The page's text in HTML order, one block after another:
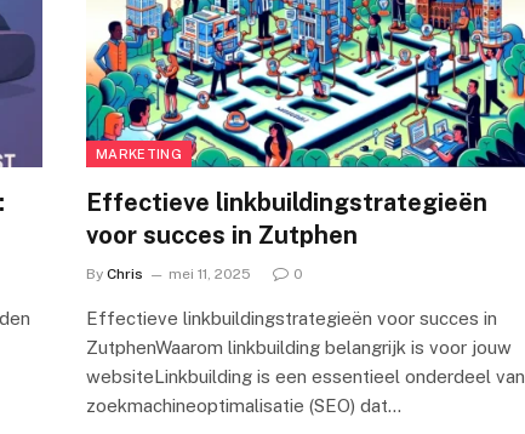
MARKETING
Effectieve linkbuildingstrategieën
voor succes in Zutphen
By Chris mei 11, 2025 0
Effectieve linkbuildingstrategieën voor succes in
ZutphenWaarom linkbuilding belangrijk is voor jouw
websiteLinkbuilding is een essentieel onderdeel van
zoekmachineoptimalisatie (SEO) dat…